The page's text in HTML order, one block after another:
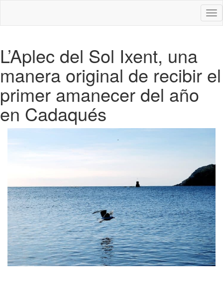
L’Aplec del Sol Ixent, una
manera original de recibir el
primer amanecer del año
en Cadaqués